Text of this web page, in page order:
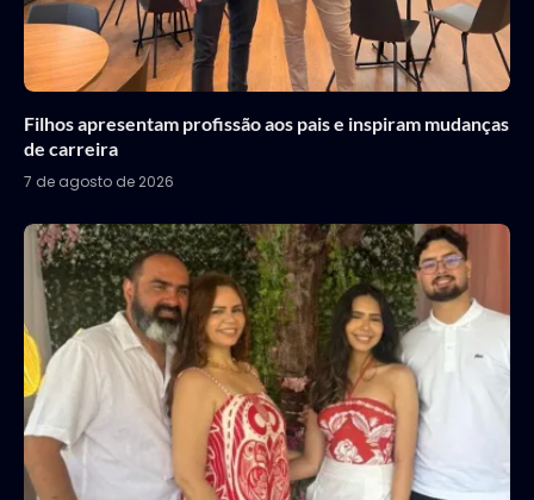
Filhos apresentam profissão aos pais e inspiram mudanças
de carreira
7 de agosto de 2026